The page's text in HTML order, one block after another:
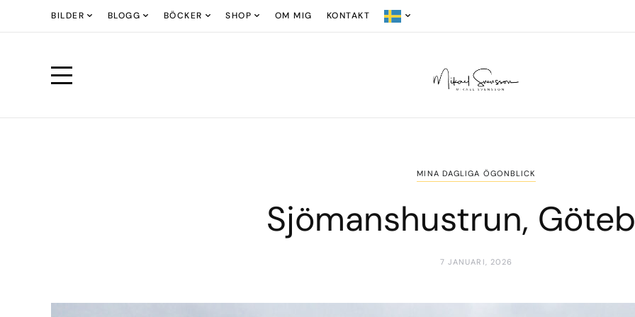
BILDER BLOGG BÖCKER SHOP OM MIG KONTAKT
MINA DAGLIGA ÖGONBLICK
Sjömanshustrun,
7 JANUARI, 2026